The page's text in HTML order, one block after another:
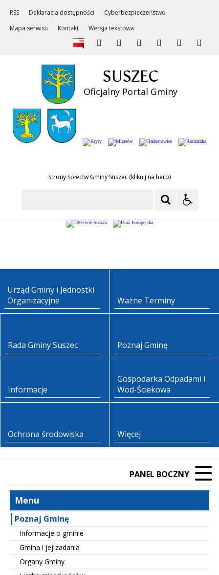
RSS Deklaracja dostępności
Cyberbezpieczeństwo
Mapa serwisu
Kontakt Wersja tekstowa
SUSZEC
Oficjalny Portal Gminy
Strony Sołectw Gminy Suszec (kliknij na herb)
Urząd Gminy i Jednostki
Organizacyjne
Ważne Terminy
Rada Gminy Suszec Poznaj Gminę
Informacje
Gospodarka Odpadami i
Wod-Ściekowa
Ochrona środowiska Więcej
PANEL BOCZNY
Menu
Poznaj Gminę
Informacje o gminie
Gmina i jej zadania
Organy Gminy